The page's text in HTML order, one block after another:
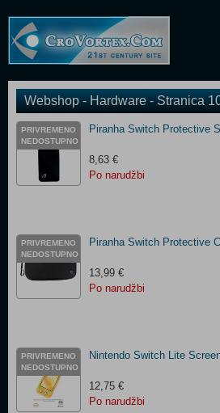
Webshop - Hardware - Stranica
PRIVREMENO
NEDOSTUPNO
Piranha Switch Protective
8,63 €
Po narudžbi
PRIVREMENO
NEDOSTUPNO
Piranha Switch Protective
13,99 €
Po narudžbi
PRIVREMENO
NEDOSTUPNO
Nintendo Switch Lite
12,75 €
Po narudžbi